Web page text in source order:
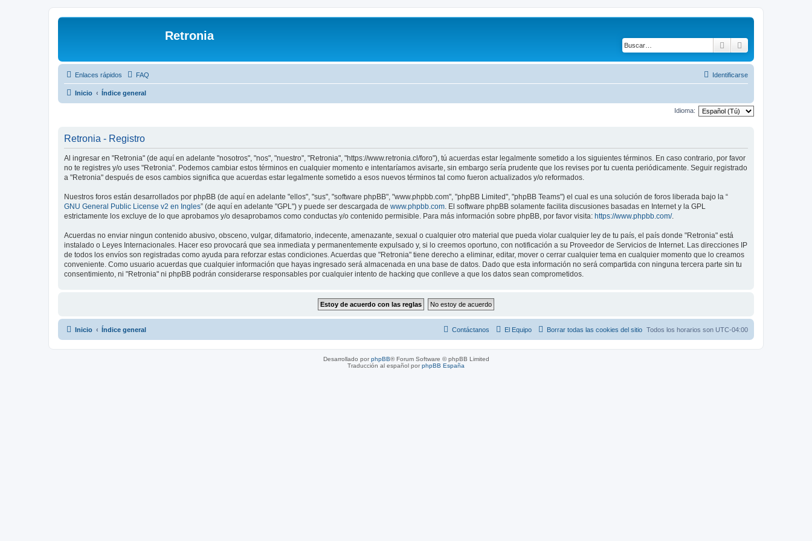
Retronia
Buscar
Enlaces rápidos FAQ Identificarse
Inicio Índice general
Idioma:
Retronia - Registro
Al ingresar en "Retronia" (de aquí en adelante "nosotros", "nos", "nuestro", "Retronia", "https://www.retronia.cl/foro"), tú acuerdas estar legalmente sometido a los siguientes términos. En caso contrario, por favor
no te registres y/o uses "Retronia". Podemos cambiar estos términos en cualquier momento e intentaríamos avisarte, sin embargo sería prudente que los revises por tu cuenta periódicamente. Seguir registrado
a "Retronia" después de esos cambios significa que acuerdas estar legalmente sometido a esos nuevos términos tal como fueron actualizados y/o reformados.
Nuestros foros están desarrollados por phpBB (de aquí en adelante "ellos", "sus", "software phpBB", "www.phpbb.com", "phpBB Limited", "phpBB Teams") el cual es una solución de foros liberada bajo la “
GNU General Public License v2 en Ingles” (de aquí en adelante "GPL") y puede ser descargada de www.phpbb.com . El software phpBB solamente facilita discusiones basadas en Internet y la GPL
estrictamente los excluye de lo que aprobamos y/o desaprobamos como conductas y/o contenido permisible. Para más información sobre phpBB, por favor visita: https://www.phpbb.com/.
Acuerdas no enviar ningun contenido abusivo, obsceno, vulgar, difamatorio, indecente, amenazante, sexual o cualquier otro material que pueda violar cualquier ley de tu país, el país donde "Retronia" está
instalado o Leyes Internacionales. Hacer eso provocará que sea inmediata y permanentemente expulsado y, si lo creemos oportuno, con notificación a su Proveedor de Servicios de Internet. Las direcciones IP
de todos los envíos son registradas como ayuda para reforzar estas condiciones. Acuerdas que "Retronia" tiene derecho a eliminar, editar, mover o cerrar cualquier tema en cualquier momento que lo creamos
conveniente. Como usuario acuerdas que cualquier información que hayas ingresado será almacenada en una base de datos. Dado que esta información no será compartida con ninguna tercera parte sin tu
consentimiento, ni "Retronia" ni phpBB podrán considerarse responsables por cualquier intento de hacking que conlleve a que los datos sean comprometidos.
Inicio Índice general Todos los horarios son UTC-04:00
Borrar todas las cookies del sitio
El Equipo
Contáctanos
Desarrollado porphpBB® Forum Software © phpBB Limited
Traducción al español porphpBB España